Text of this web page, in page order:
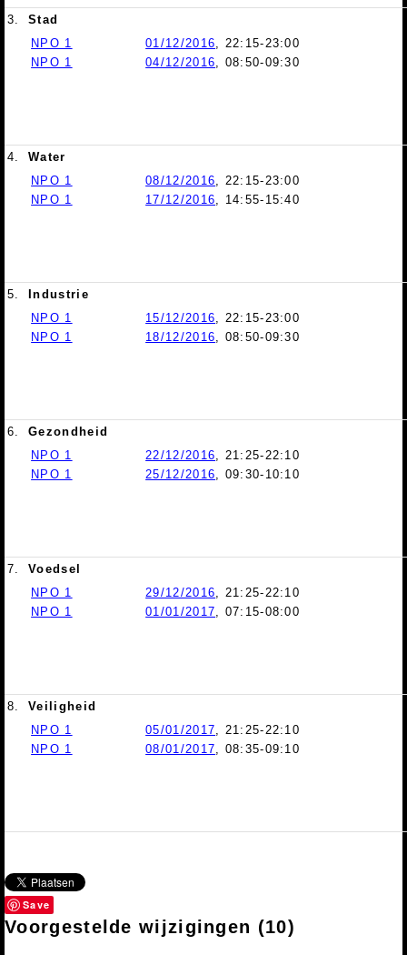
3.
Stad
NPO 1
01/12/2016, 22:15-23:00
NPO 1
04/12/2016, 08:50-09:30
4.
Water
NPO 1
08/12/2016, 22:15-23:00
NPO 1
17/12/2016, 14:55-15:40
5.
Industrie
NPO 1
15/12/2016, 22:15-23:00
NPO 1
18/12/2016, 08:50-09:30
6.
Gezondheid
NPO 1
22/12/2016, 21:25-22:10
NPO 1
25/12/2016, 09:30-10:10
7.
Voedsel
NPO 1
29/12/2016, 21:25-22:10
NPO 1
01/01/2017, 07:15-08:00
8.
Veiligheid
NPO 1
05/01/2017, 21:25-22:10
NPO 1
08/01/2017, 08:35-09:10
Save
Voorgestelde wijzigingen (10)